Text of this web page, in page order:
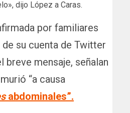
dijo López a Caras.
por familiares
su cuenta de Twitter
breve mensaje, señalan
“a causa
abdominales”.